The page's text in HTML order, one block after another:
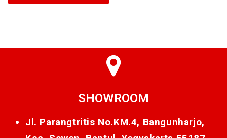
SHOWROOM
Jl. Parangtritis No.KM.4, Bangunharjo,